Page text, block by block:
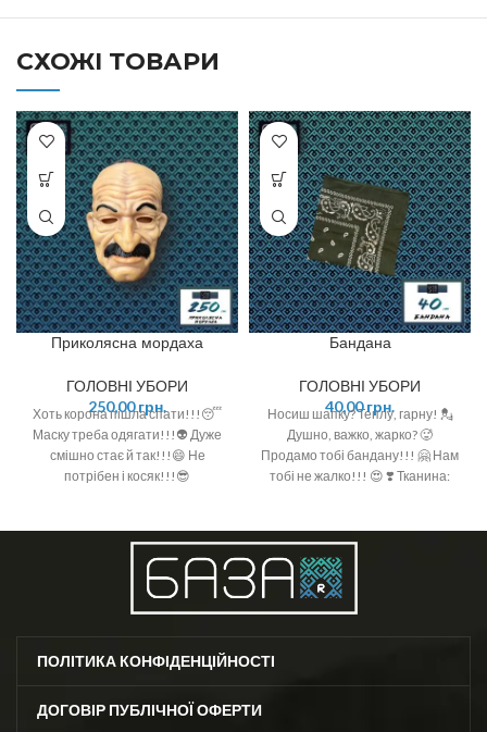
СХОЖІ ТОВАРИ
Приколясна мордаха
ГОЛОВНІ УБОРИ
250,00грн.
Хоть корона пішла спати!!!😴
Маску треба одягати!!!👽 Дуже
смішно стає й так!!!😄 Не
потрібен і косяк!!!😎
Бандана
ГОЛОВНІ УБОРИ
40,00грн.
Носиш шапку? Теплу, гарну! 💂
Душно, важко, жарко? 🥵
Продамо тобі бандану!!! 🤗 Нам
тобі не жалко!!! 😍 ❣️ Тканина:
ПОЛІТИКА КОНФІДЕНЦІЙНОСТІ
ДОГОВІР ПУБЛІЧНОЇ ОФЕРТИ